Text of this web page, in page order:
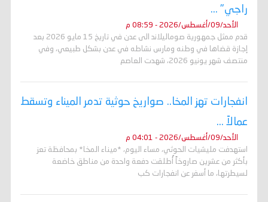
راجي" ...
الأحد/09/أغسطس/2026 - 08:59 م
قدم ممثل جمهورية صوماليلاند الى عدن في تاريخ 15 مايو 2026 بعد
إجازة قضاها في وطنه ومارس نشاطه في عدن بشكل طبيعي، وفي
منتصف شهر يونيو 2026، شهدت العاصم
انفجارات تهز المخا.. صواريخ حوثية تدمر الميناء وتسقط
عمالاً ...
الأحد/09/أغسطس/2026 - 04:01 م
استهدفت مليشيات الحوثي، مساء اليوم، *ميناء المخا* بمحافظة تعز
بأكثر من عشرين صاروخاً أُطلقت دفعة واحدة من مناطق خاضعة
لسيطرتها، ما أسفر عن انفجارات كب